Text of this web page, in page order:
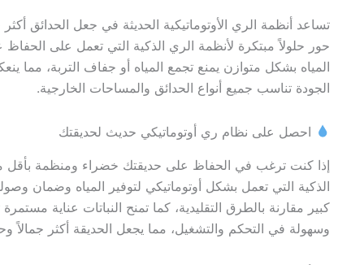
تساعد أنظمة الري الأوتوماتيكية الحديثة في جعل الحدائق
حور حلولاً مبتكرة لأنظمة الري الذكية التي تعمل على
المياه بشكل متوازن يمنع تجمع المياه أو جفاف التربة،
الجودة تناسب جميع أنواع الحدائق والمساحات الخارجية.
احصل على نظام ري أوتوماتيكي حديث لحديقتك
إذا كنت ترغب في الحفاظ على حديقتك خضراء ومنظمة بأقل
الذكية التي تعمل بشكل أوتوماتيكي لتوفير المياه وضمان
كبير مقارنة بالطرق التقليدية، كما تمنح النباتات عناية
وسهولة في التحكم والتشغيل، مما يجعل الحديقة أكثر جمالاً